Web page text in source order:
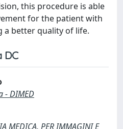
this procedure is able
for the patient with
a better quality of life.
DC
- DIMED
MEDICA, PER IMMAGINI E